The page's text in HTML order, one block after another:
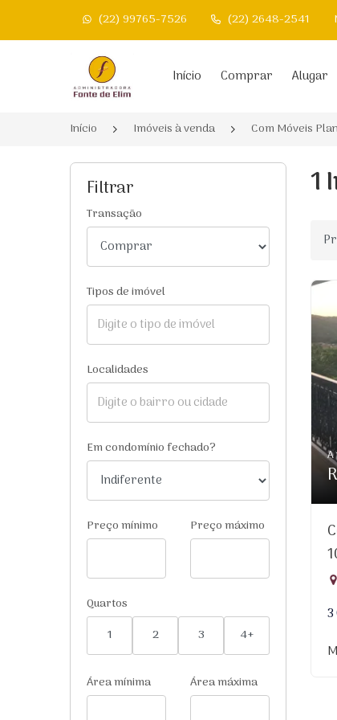
(22) 99765-7526 (22) 2648-2541
Página inicial Início Comprar Alugar
Início Imóveis à venda Com Móveis
Filtrar
Transação
Tipos de imóvel
Localidades
Em condomínio fechado?
Preço mínimo Preço máximo
Quartos
1
2 3 4+
Área mínima Área máxima
1
A